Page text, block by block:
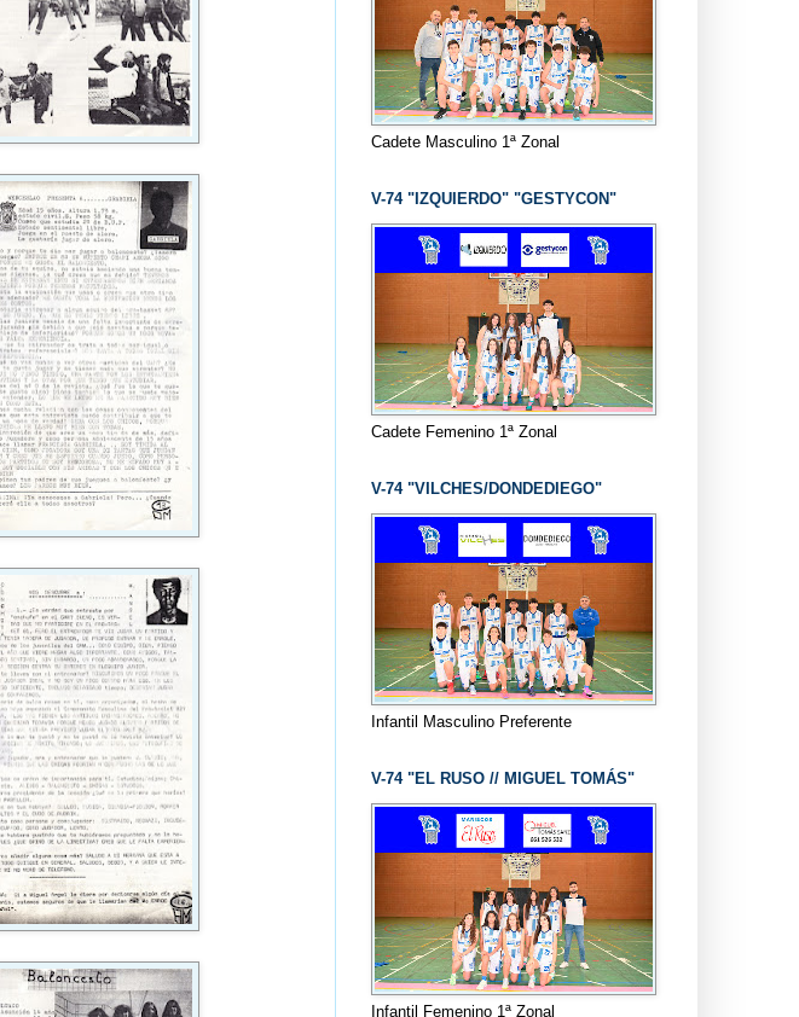
Cadete Masculino 1ª Zonal
V-74 "IZQUIERDO" "GESTYCON"
Cadete Femenino 1ª Zonal
V-74 "VILCHES/DONDEDIEGO"
Infantil Masculino Preferente
V-74 "EL RUSO // MIGUEL TOMÁS"
Infantil Femenino 1ª Zonal